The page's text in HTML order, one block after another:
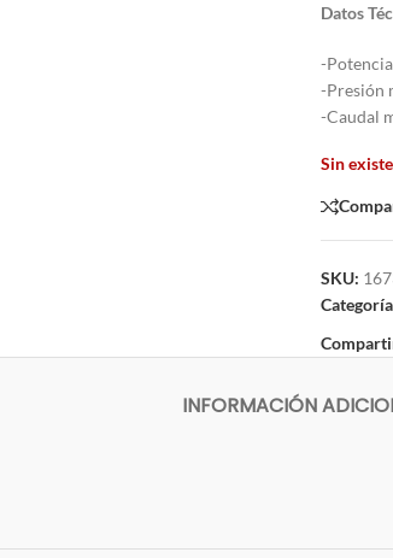
Datos
-
-Presión
-Caudal
Sin
SKU:
INFORMACIÓN